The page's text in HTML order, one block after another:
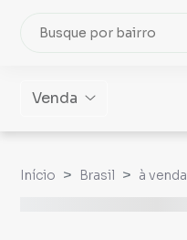
Venda
Início Brasil à venda